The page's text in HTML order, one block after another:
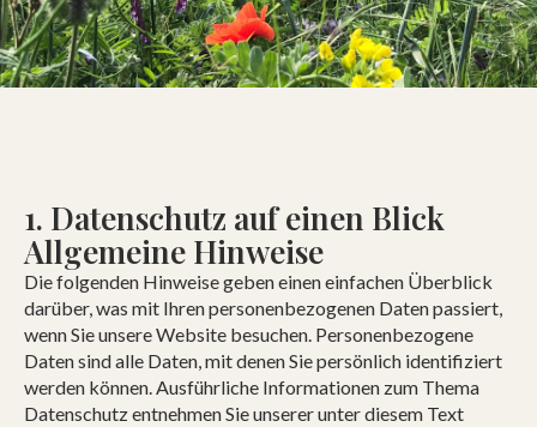
1. Datenschutz auf einen Blick
Allgemeine Hinweise
Die folgenden Hinweise geben einen einfachen Überblick
darüber, was mit Ihren personenbezogenen Daten passiert,
wenn Sie unsere Website besuchen. Personenbezogene
Daten sind alle Daten, mit denen Sie persönlich identifiziert
werden können. Ausführliche Informationen zum Thema
Datenschutz entnehmen Sie unserer unter diesem Text